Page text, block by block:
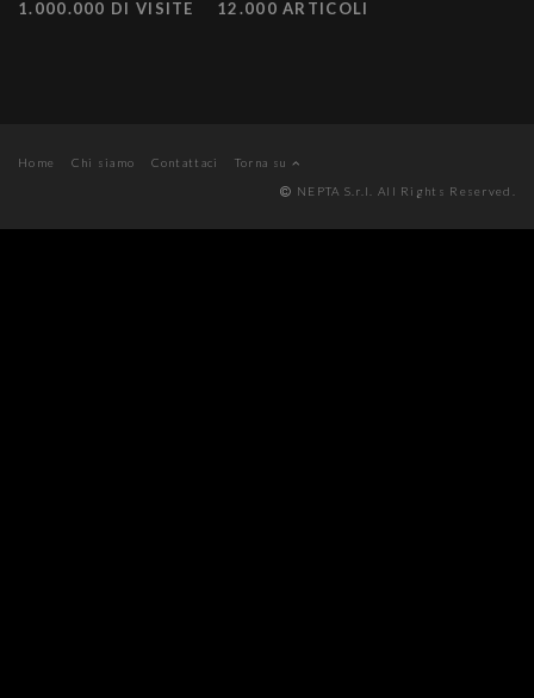
1.000.000 DI VISITE 12.000 ARTICOLI
Home Chi siamo Contattaci
Torna su
NEPTA S.r.l. All Rights Reserved.